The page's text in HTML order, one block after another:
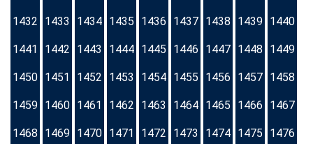
1432 1433 1434 1435 1436 1437 1438 1439 1440
1441 1442 1443 1444 1445 1446 1447 1448 1449
1450 1451 1452 1453 1454 1455 1456 1457 1458
1459 1460 1461 1462 1463 1464 1465 1466 1467
1468 1469 1470 1471 1472 1473 1474 1475 1476